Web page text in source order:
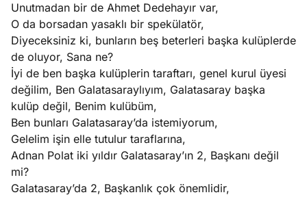
Unutmadan bir de Ahmet Dedehayır var,
O da borsadan yasaklı bir spekülatör,
Diyeceksiniz ki, bunların beş beterleri başka kulüplerde
de oluyor, Sana ne?
İyi de ben başka kulüplerin taraftarı, genel kurul üyesi
değilim, Ben Galatasaraylıyım, Galatasaray başka
kulüp değil, Benim kulübüm,
Ben bunları Galatasaray’da istemiyorum,
Gelelim işin elle tutulur taraflarına,
Adnan Polat iki yıldır Galatasaray’ın 2, Başkanı değil
mi?
Galatasaray’da 2, Başkanlık çok önemlidir,